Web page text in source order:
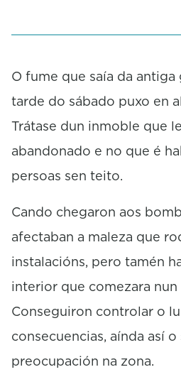
s
o
d
O fume que saía da antiga
tarde do sábado puxo en
Trátase dun inmoble que
abandonado e no que é
persoas sen teito.
Cando chegaron aos
afectaban a maleza que
instalacións, pero tamén
interior que comezara
Conseguiron controlar o
consecuencias, aínda así
preocupación na zona.